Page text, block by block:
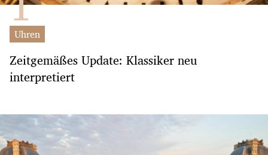
Uhren
Zeitgemäßes Update: Klassiker neu
interpretiert